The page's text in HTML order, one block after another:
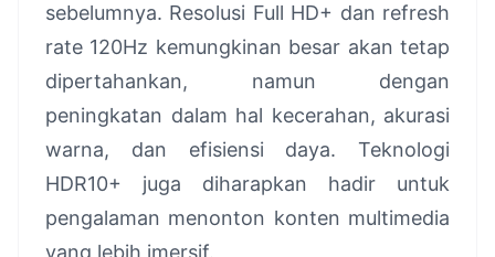
sebelumnya. Resolusi Full HD+ dan refresh
rate 120Hz kemungkinan besar akan tetap
dipertahankan, namun dengan
peningkatan dalam hal kecerahan, akurasi
warna, dan efisiensi daya. Teknologi
HDR10+ juga diharapkan hadir untuk
pengalaman menonton konten multimedia
yang lebih imersif.